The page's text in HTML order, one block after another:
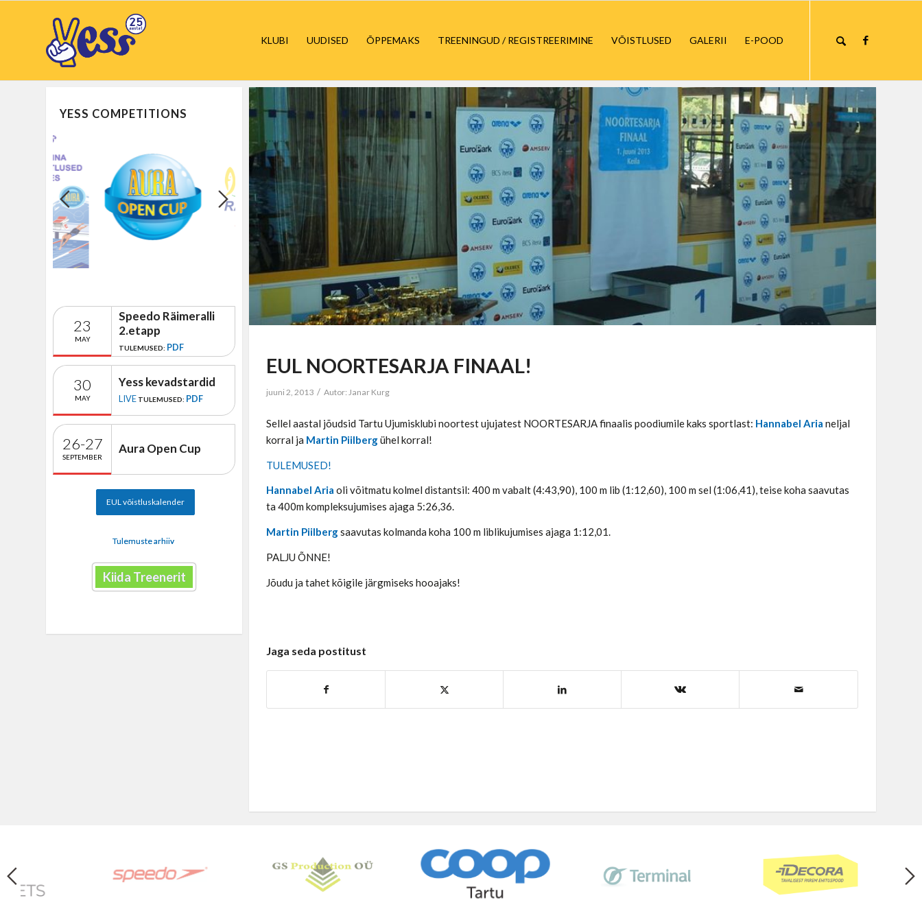
KLUBI UUDISED ÕPPEMAKS TREENINGUD / REGISTREERIMINE VÕISTLUSED GALERII E-POOD
EUL NOORTESARJA FINAAL!
juuni 2, 2013 / Autor:Janar Kurg
Sellel aastal jõudsid Tartu Ujumisklubi noortest ujujatest NOORTESARJA finaalis poodiumile kaks sportlast: Hannabel Aria neljal
korral ja Martin Piilbergühel korral!
TULEMUSED!
Hannabel Ariaoli võitmatu kolmel distantsil: 400 m vabalt (4:43,90), 100 m lib (1:12,60), 100 m sel (1:06,41), teise koha saavutas
ta 400m kompleksujumises ajaga 5:26,36.
Martin Piilbergsaavutas kolmanda koha 100 m liblikujumises ajaga 1:12,01.
PALJU ÕNNE!
Jõudu ja tahet kõigile järgmiseks hooajaks!
Jaga seda postitust
YESS COMPETITIONS
23
MAY
Speedo Räimeralli
2.etapp
TULEMUSED: PDF
30
MAY
Yess kevadstardid
LIVE TULEMUSED: PDF
26-27
SEPTEMBER
Aura Open Cup
EUL võistluskalender
Tulemuste arhiiv
Kiida Treenerit